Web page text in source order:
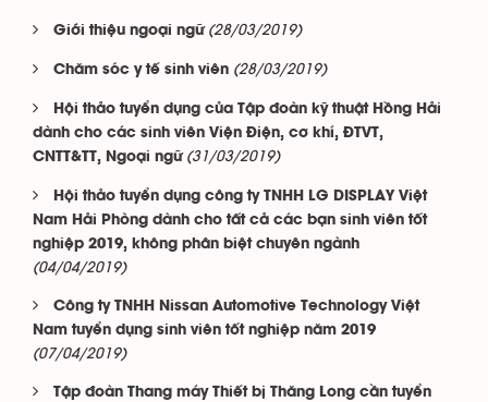
Giới thiệu ngoại ngữ (28/03/2019)
Chăm sóc y tế sinh viên (28/03/2019)
Hội thảo tuyển dụng của Tập đoàn kỹ thuật Hồng Hải
dành cho các sinh viên Viện Điện, cơ khí, ĐTVT,
CNTT&TT, Ngoại ngữ (31/03/2019)
Hội thảo tuyển dụng công ty TNHH LG DISPLAY Việt
Nam Hải Phòng dành cho tất cả các bạn sinh viên tốt
nghiệp 2019, không phân biệt chuyên ngành
(04/04/2019)
Công ty TNHH Nissan Automotive Technology Việt
Nam tuyển dụng sinh viên tốt nghiệp năm 2019
(07/04/2019)
Tập đoàn Thang máy Thiết bị Thăng Long cần tuyển